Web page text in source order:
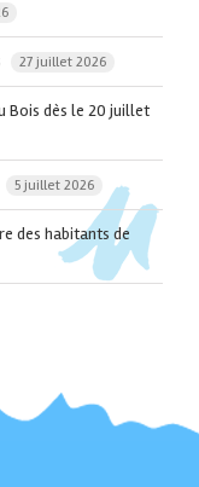
27 juillet 2026
Bois dès le 20 juillet
5 juillet 2026
des habitants de